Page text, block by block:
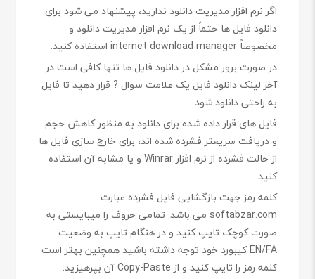
اگر نرم افزار مدیریت دانلود ندارید، پیشنهاد می شود برای
دانلود فایل ها حتماً از یک نرم افزار مدیریت دانلود و
مخصوصاً internet download manager استفاده کنید.
در صورت بروز مشکل در دانلود فایل ها تنها کافی است در
آخر لینک دانلود فایل یک علامت سوال ? قرار دهید تا فایل
به راحتی دانلود شود.
فایل های قرار داده شده برای دانلود به منظور کاهش حجم
و دریافت سریعتر فشرده شده اند، برای خارج سازی فایل ها
از حالت فشرده از نرم افزار Winrar و یا مشابه آن استفاده
کنید.
کلمه رمز جهت بازگشایی فایل فشرده عبارت
softabzar.com می باشد. تمامی حروف را میبایستی به
صورت کوچک تایپ کنید و در هنگام تایپ به وضعیت
EN/FA کیبورد خود توجه داشته باشید همچنین بهتر است
کلمه رمز را تایپ کنید و از Copy-Paste آن بپرهیزید.